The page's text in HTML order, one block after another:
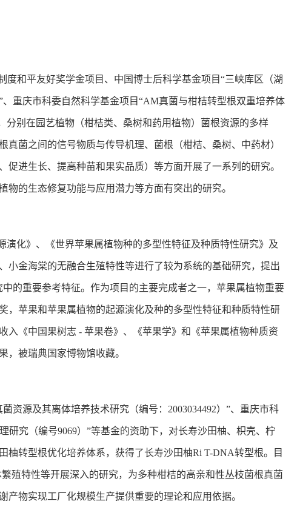
度和平友好奖学金项目、中国博士后科学基金项目“三峡库区（湖
重庆市科委自然科学基金项目“AM真菌与柑桔转型根双重培养体
分别在园艺植物（柑桔类、桑树和药用植物）菌根资源的多样
菌之间的信号物质与传导机理、菌根（柑桔、桑树、中药材）
进生长、提高种苗和果实品质）等方面开展了一系列的研究。
的生态修复功能与应用潜力等方面有突出的研究。
演化》、《世界苹果属植物种的多型性特征及种质特性研究》及
金海棠的无融合生殖特性等进行了较为系统的基础研究，提出
的重要参考特征。作为项目的主要完成者之一，苹果属植物重要
，苹果和苹果属植物的起源演化及种的多型性特征和种质特性研
入《中国果树志 - 苹果卷》、《苹果学》和《苹果属植物种质资
，被瑞典国家博物馆收藏。
资源及其离体培养技术研究（编号：2003034492）”、重庆市科
究（编号9069）”等基金的资助下，对长寿沙田柚、枳壳、柠
转型根优化培养体系，获得了长寿沙田柚Ri T-DNA转型根。目
殖特性等开展深入的研究，为多种柑桔的高亲和性丛枝菌根真菌
物实现工厂化规模生产提供重要的理论和应用依据。